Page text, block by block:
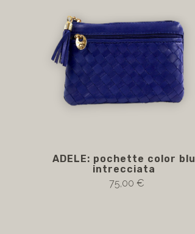
ADELE: pochette color blu
intrecciata
75,00 €